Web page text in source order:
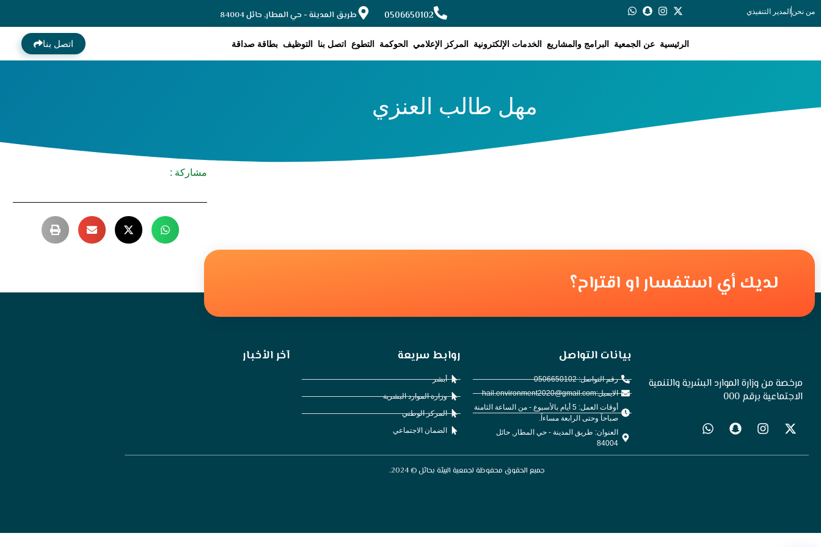
من نحن المدير التنفيذي 0506650102 طريق المدينة - حي المطار, حائل 84004
الرئيسية عن الجمعية البرامج والمشاريع الخدمات الإلكترونية المركز الإعلامي الحوكمة التطوع اتصل بنا التوظيف بطاقة صداقة اتصل بنا
مهل طالب العنزي
مشاركة :
لديك أي استفسار او اقتراح؟
مرخصة من وزارة الموارد البشرية والتنمية
الاجتماعية برقم 000
بيانات التواصل
رقم التواصل: 0506650102
الايميل:hail.environment2020@gmail.com
أوقات العمل: 5 أيام بالأسبوع - من الساعة الثامنة
صباحاً وحتى الرابعة مساءاً.
العنوان: طريق المدينة - حي المطار, حائل
84004
روابط سريعة
أبشر
وزارة الموارد البشرية
المركز الوطني
الضمان الاجتماعي
آخر الأخبار
جميع الحقوق محفوظة لجمعية البيئة بحائل © 2024.